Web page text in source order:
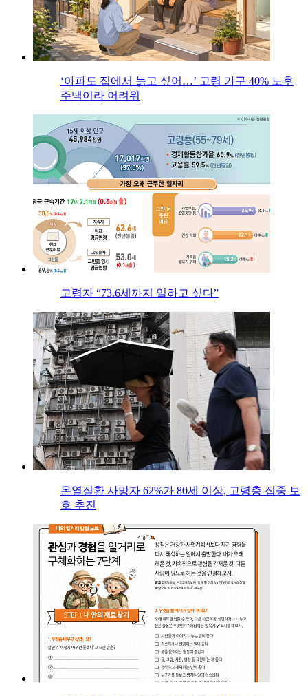
‘아파도 집에서 늙고 싶어…’ 고령 가구 40% 노후
주택이라 어려워
고령자 “73.6세까지 일하고 싶다”
온열질환 사망자 62%가 80세 이상, 고령층 집중 보
호 추진